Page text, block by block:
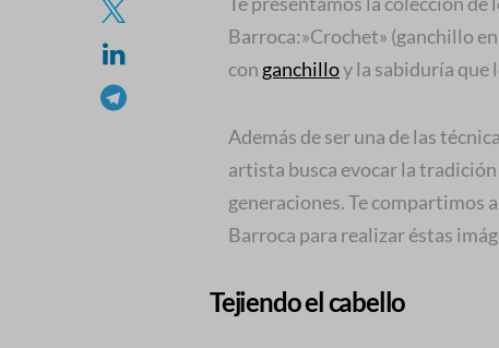
Barroca:»Crochet» (ganchillo
con ganchilloy la sabiduría que
Además de ser una de las
artista busca evocar la
generaciones. Te compartimos
Barroca para realizar éstas
Tejiendo el cabello